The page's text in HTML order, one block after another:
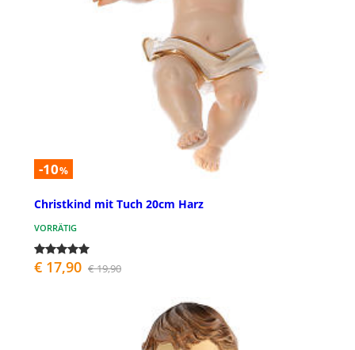
-10%
Christkind mit Tuch 20cm Harz
VORRÄTIG
€ 17,90 € 19,90